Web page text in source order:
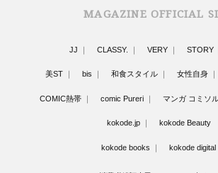
MAGAZINE OFFICIAL
JJ CLASSY. VERY STORY
美ST bis 和食スタイル 女性自身
COMIC熱帯 comic Pureri マンガ コミソ
kokode.jp kokode Beauty
kokode books kokode digital